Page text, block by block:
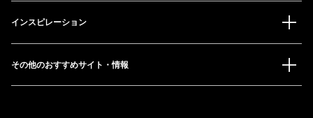
インスピレーション
その他のおすすめサイト・情報